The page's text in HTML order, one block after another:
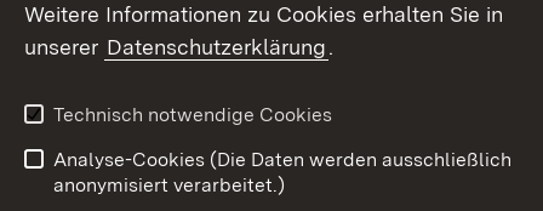
X / Twitter
Youtube
Impressum
Kontakt
Weitere Informationen zu Cookies erhalten Sie in
unserer Datenschutzerklärung.
Technisch notwendige Cookies
Analyse-Cookies (Die Daten werden ausschließlich
anonymisiert verarbeitet.)